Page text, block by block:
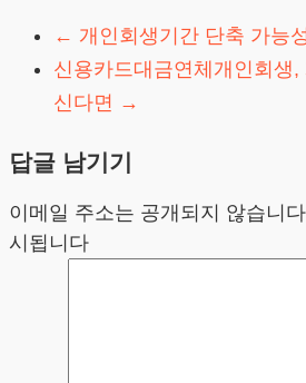
← 개인회생기간 단축 가능
신용카드대금연체개인회생
신다면 →
답글 남기기
이메일 주소는 공개되지 않습니
시됩니다